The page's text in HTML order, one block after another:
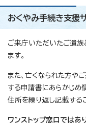
おくやみ手続き支援
ご来庁いただいたご遺族
ます。
また、亡くなられた方や
する申請書にあらかじめ
住所を繰り返し記載する
ワンストップ窓口ではあ